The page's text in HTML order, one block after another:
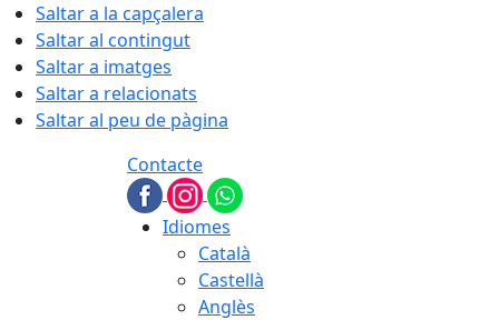
Saltar a la capçalera
Saltar al contingut
Saltar a imatges
Saltar a relacionats
Saltar al peu de pàgina
Contacte
Idiomes
Català
Castellà
Anglès